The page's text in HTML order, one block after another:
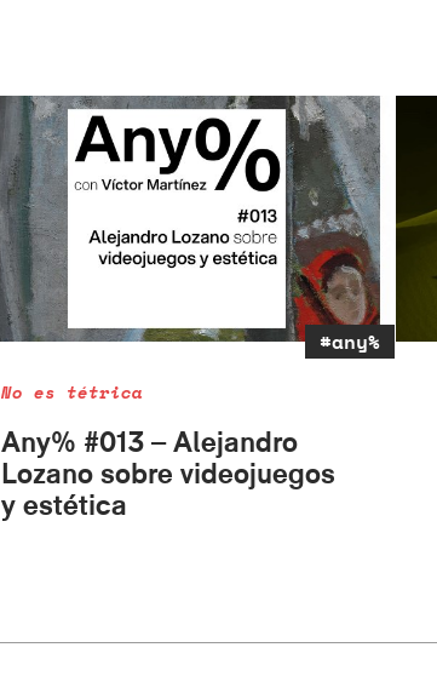
#any%
No es tétrica
Any% #013 – Alejandro
Lozano sobre videojuegos
y estética